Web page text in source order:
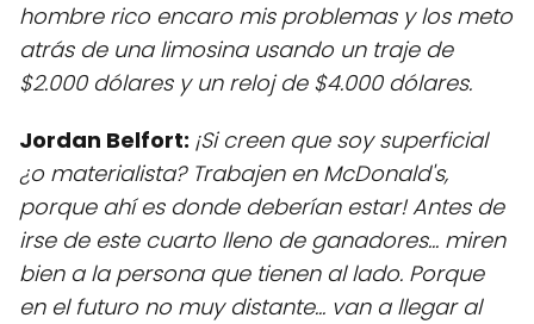
hombre rico encaro mis problemas y los meto
atrás de una limosina usando un traje de
$2.000 dólares y un reloj de $4.000 dólares.
Jordan Belfort: ¡Si creen que soy superficial
¿o materialista? Trabajen en McDonald's,
porque ahí es donde deberían estar! Antes de
irse de este cuarto lleno de ganadores... miren
bien a la persona que tienen al lado. Porque
en el futuro no muy distante... van a llegar al